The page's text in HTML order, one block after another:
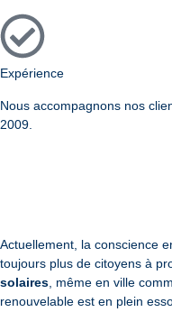
Expérience
Nous accompagnons nos
2009.
Actuellement, la conscience
toujours plus de citoyens à
solaires , même en ville
renouvelable est en plein